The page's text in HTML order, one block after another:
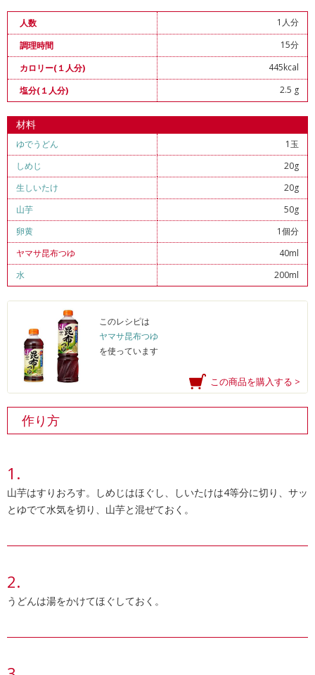
人数
1人分
調理時間
15分
カロリー(１人分)
445kcal
塩分(１人分)
2.5 g
材料
ゆでうどん
1玉
しめじ
20g
生しいたけ
20g
山芋
50g
卵黄
1個分
ヤマサ昆布つゆ
40ml
水
200ml
このレシピは
ヤマサ昆布つゆ
を使っています
この商品を購入する >
作り方
山芋はすりおろす。しめじはほぐし、しいたけは4等分に切り、サッ
とゆでて水気を切り、山芋と混ぜておく。
うどんは湯をかけてほぐしておく。